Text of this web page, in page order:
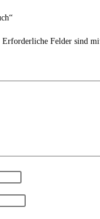
Erforderliche Felder sind